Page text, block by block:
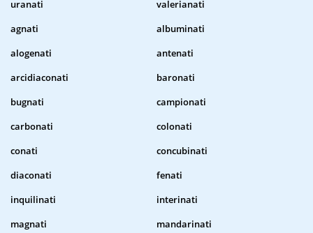
uranati
valerianati
agnati
albuminati
alogenati
antenati
arcidiaconati
baronati
bugnati
campionati
carbonati
colonati
conati
concubinati
diaconati
fenati
inquilinati
interinati
magnati
mandarinati